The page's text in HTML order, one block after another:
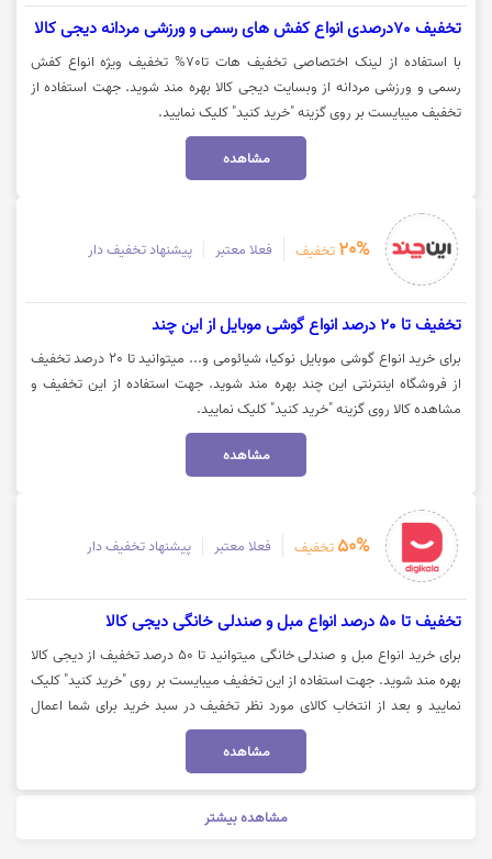
تخفیف 70درصدی انواع کفش های رسمی و ورزشی مردانه دیجی کالا
با استفاده از لینک اختصاصی تخفیف هات تا70% تخفیف ویژه انواع کفش
رسمی و ورزشی مردانه از وبسایت دیجی کالا بهره مند شوید. جهت استفاده از
تخفیف میبایست بر روی گزینه "خرید کنید" کلیک نمایید.
مشاهده
20% تخفیف فعلا معتبر پیشنهاد تخفیف دار
تخفیف تا 20 درصد انواع گوشی موبایل از این چند
برای خرید انواع گوشی موبایل نوکیا، شیائومی و... میتوانید تا 20 درصد تخفیف
از فروشگاه اینترنتی این چند بهره مند شوید. جهت استفاده از این تخفیف و
مشاهده کالا روی گزینه "خرید کنید" کلیک نمایید.
مشاهده
50% تخفیف فعلا معتبر پیشنهاد تخفیف دار
تخفیف تا 50 درصد انواع مبل و صندلی خانگی دیجی کالا
برای خرید انواع مبل و صندلی خانگی میتوانید تا 50 درصد تخفیف از دیجی کالا
بهره مند شوید. جهت استفاده از این تخفیف میبایست بر روی "خرید کنید" کلیک
نمایید و بعد از انتخاب کالای مورد نظر تخفیف در سبد خرید برای شما اعمال
مشاهده
مشاهده بیشتر